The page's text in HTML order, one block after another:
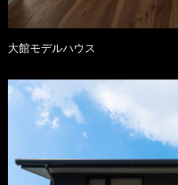
大館モデルハウス